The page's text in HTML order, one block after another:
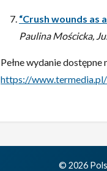
“Crush wounds
Paulina Mościcka,
Pełne wydanie
https://
© 2026